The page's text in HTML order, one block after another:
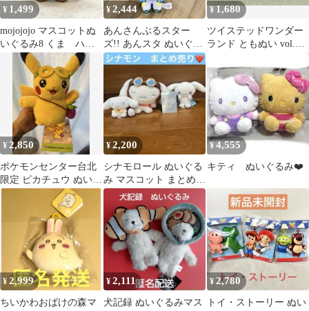
¥ 1,499
mojojojo マスコットぬ
いぐるみ8 くま ハイ
ビスカス
¥2,444
あんさんぶるスター
ズ!! あんスタ ぬいぐる
み 青葉つむぎ② switch
¥1,680
ツイステッドワンダー
ランド ともぬい vol.2
グリム ぬいぐるみ タグ
付き
¥ 2,850
ポケモンセンター台北
限定 ピカチュウ ぬいぐ
るみ 台湾 夜市デザイン
¥2,200
シナモロール ぬいぐる
み マスコット まとめ売
り
¥4,555
キティ ぬいぐるみ❤️
¥2,999
ちいかわおばけの森マ
¥2,111
犬記録 ぬいぐるみマス
¥2,780
トイ・ストーリー ぬい